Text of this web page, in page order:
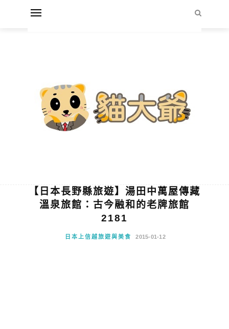
【日本長野縣旅遊】湯田中萬屋傳藏
溫泉旅館：古今融和的老牌旅館
2181
日本上信越旅遊與美食 2015-01-12